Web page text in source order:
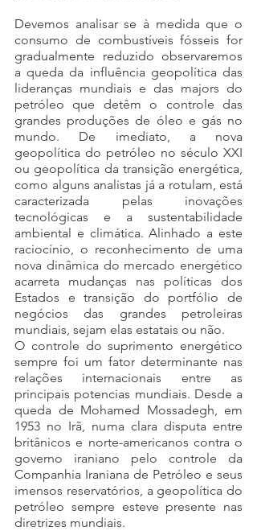
Devemos analisar se à medida que o
consumo de combustíveis fósseis for
gradualmente reduzido observaremos
a queda da influência geopolítica das
lideranças mundiais e das majors do
petróleo que detêm o controle das
grandes produções de óleo e gás no
mundo. De imediato, a nova
geopolítica do petróleo no século XXI
ou geopolítica da transição energética,
como alguns analistas já a rotulam, está
caracterizada pelas inovações
tecnológicas e a sustentabilidade
ambiental e climática. Alinhado a este
raciocínio, o reconhecimento de uma
nova dinâmica do mercado energético
acarreta mudanças nas políticas dos
Estados e transição do portfólio de
negócios das grandes petroleiras
mundiais, sejam elas estatais ou não.
O controle do suprimento energético
sempre foi um fator determinante nas
relações internacionais entre as
principais potencias mundiais. Desde a
queda de Mohamed Mossadegh, em
1953 no Irã, numa clara disputa entre
britânicos e norte-americanos contra o
governo iraniano pelo controle da
Companhia Iraniana de Petróleo e seus
imensos reservatórios, a geopolítica do
petróleo sempre esteve presente nas
diretrizes mundiais.